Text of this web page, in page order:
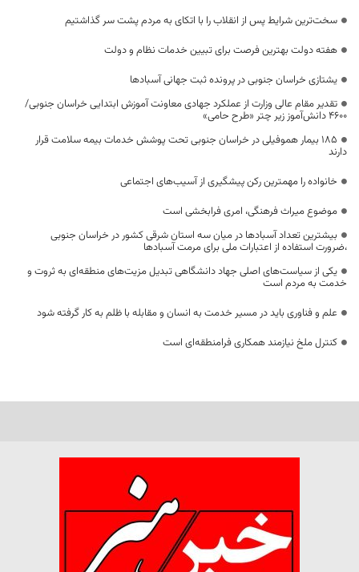
سخت‌ترین شرایط پس از انقلاب را با اتکای به مردم پشت سر گذاشتیم
هفته دولت بهترین فرصت برای تبیین خدمات نظام و دولت
یشتازی خراسان جنوبی در پرونده ثبت جهانی آسبادها
تقدیر مقام عالی وزارت از عملکرد جهادی معاونت آموزش ابتدایی خراسان جنوبی/
۴۶۰۰ دانش‌آموز زیر چتر «طرح حامی»
۱۸۵ بیمار هموفیلی در خراسان جنوبی تحت پوشش خدمات بیمه سلامت قرار
دارند
خانواده را مهمترین رکن پیشگیری از آسیب‌های اجتماعی
موضوع میراث فرهنگی، امری فرابخشی است
بیشترین تعداد آسبادها در میان سه استان شرقی کشور در خراسان جنوبی
،ضرورت استفاده از اعتبارات ملی برای مرمت آسبادها
یکی از سیاست‌های اصلی جهاد دانشگاهی تبدیل مزیت‌های منطقه‌ای به ثروت و
خدمت به مردم است
علم و فناوری باید در مسیر خدمت به انسان و مقابله با ظلم به کار گرفته شود
کنترل ملخ نیازمند همکاری فرامنطقه‌ای است